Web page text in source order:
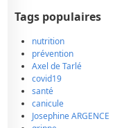
Tags populaires
nutrition
prévention
Axel de Tarlé
covid19
santé
canicule
Josephine ARGENCE